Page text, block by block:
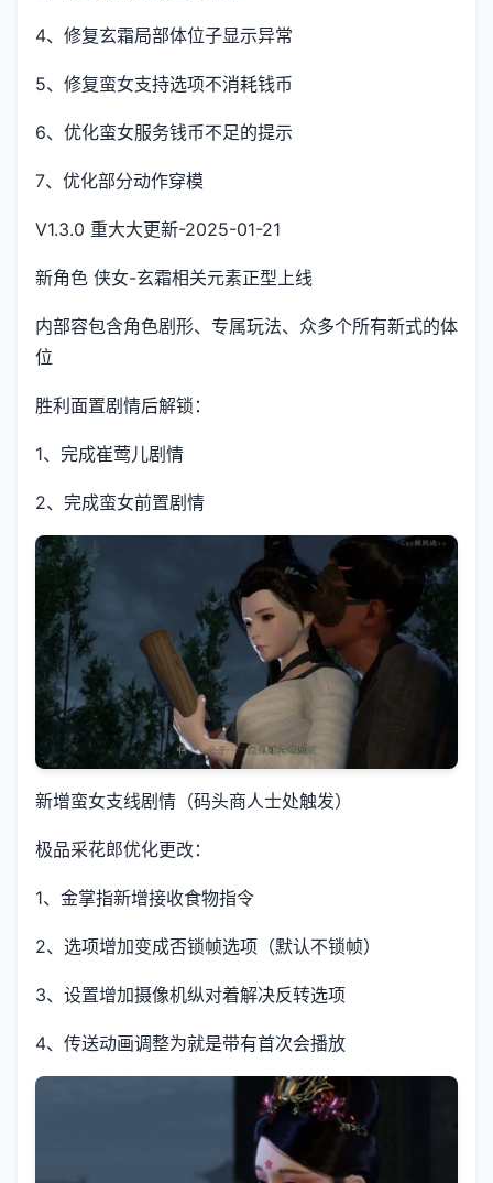
4、修复玄霜局部体位子显示异常
5、修复蛮女支持选项不消耗钱币
6、优化蛮女服务钱币不足的提示
7、优化部分动作穿模
V1.3.0 重大大更新-2025-01-21
新角色 侠女-玄霜相关元素正型上线
内部容包含角色剧形、专属玩法、众多个所有新式的体
位
胜利面置剧情后解锁：
1、完成崔莺儿剧情
2、完成蛮女前置剧情
新增蛮女支线剧情（码头商人士处触发）
极品采花郎优化更改：
1、金掌指新增接收食物指令
2、选项增加变成否锁帧选项（默认不锁帧）
3、设置增加摄像机纵对着解决反转选项
4、传送动画调整为就是带有首次会播放